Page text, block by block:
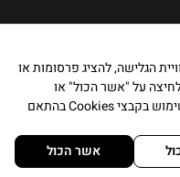
ג'ולורי
הגלישה, להציג פרסומות או
על "אשר הכול" או
בהמשך שימושך באתר – הנך מסכים/ה לשימוש בקבצי Cookies בהתאם
אשר הכול